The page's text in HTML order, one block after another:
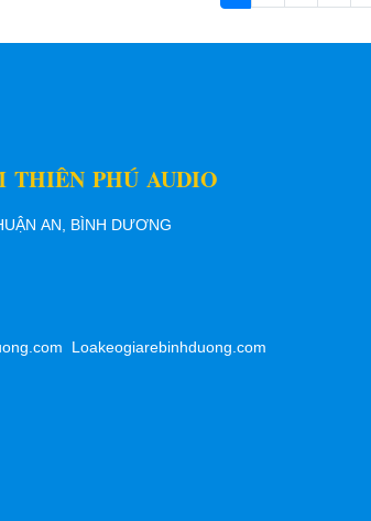
THIÊN PHÚ AUDIO
AN, BÌNH DƯƠNG
Loakeogiarebinhduong.com